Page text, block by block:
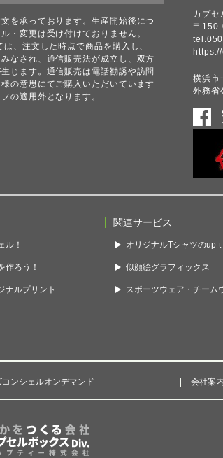
を承っております。生産開始後につ
・変更は受け付けておりません。
、注文した時点で商品を購入し、
なされ、通信販売法が成立し、双方
じます。通信販売は電話勧誘や訪問
の意思にてご購入いただいています
の適用外となります。
カプセ
〒
横浜市
外務省
ル！
作ろう！
ナルプリント
関連サービス
オリジナルTシャツのup-t
似顔絵グラフィックス
スポーツウェア・チーム
ンシェルオンデマンド 会社案内